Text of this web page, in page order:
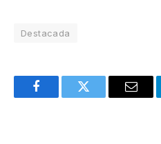
Destacada
FacebookTwitter Email